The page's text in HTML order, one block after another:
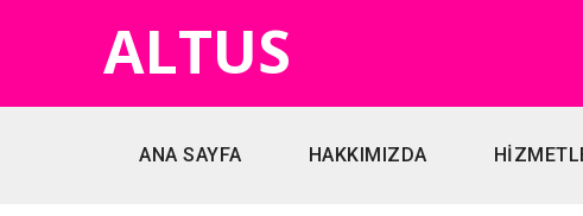
ALTUS
ANA SAYFA HAKKIMIZDA